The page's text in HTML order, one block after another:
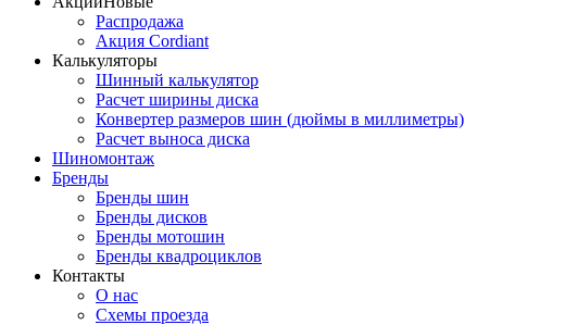
Распродажа
Акция Cordiant
Калькуляторы
Шинный калькулятор
Расчет ширины диска
Конвертер размеров шин (дюймы в миллиметры)
Расчет выноса диска
Шиномонтаж
Бренды
Бренды шин
Бренды дисков
Бренды мотошин
Бренды квадроциклов
Контакты
О нас
Схемы проезда